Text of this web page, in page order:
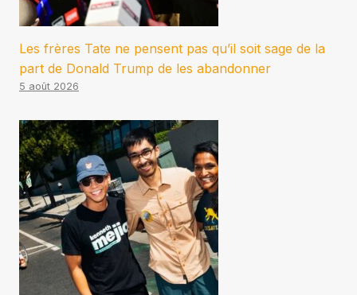
Les frères Tate ne pensent pas qu’il soit sage de la
part de Donald Trump de les abandonner
5 août 2026